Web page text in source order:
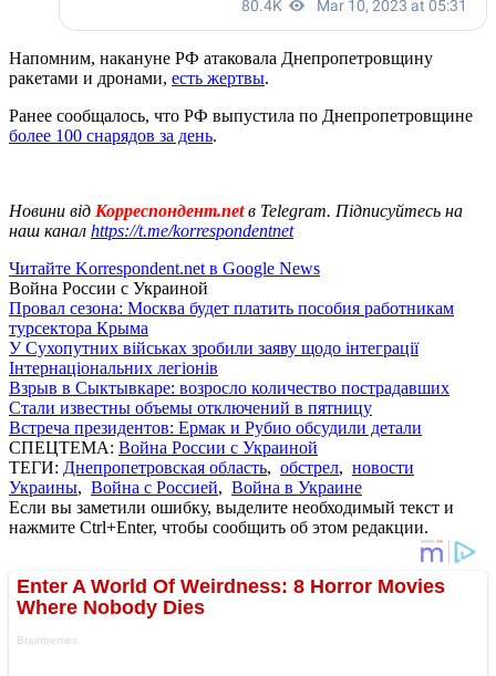
Напомним, накануне РФ атаковала Днепропетровщину
ракетами и дронами, есть жертвы.
Ранее сообщалось, что РФ выпустила по Днепропетровщине
более 100 снарядов за день.
Новини від Корреспондент.netв Telegram. Підписуйтесь на
наш канал https://t.me/korrespondentnet
Читайте Korrespondent.net в Google News
Война России с Украиной
Провал сезона: Москва будет платить пособия работникам
турсектора Крыма
У Сухопутних військах зробили заяву щодо інтеграції
Інтернаціональних легіонів
Взрыв в Сыктывкаре: возросло количество пострадавших
Стали известны объемы отключений в пятницу
Встреча президентов: Ермак и Рубио обсудили детали
СПЕЦТЕМА: Война России с Украиной
ТЕГИ: Днепропетровская область, обстрел, новости
Украины, Война с Россией, Война в Украине
Если вы заметили ошибку, выделите необходимый текст и
нажмите Ctrl+Enter, чтобы сообщить об этом редакции.